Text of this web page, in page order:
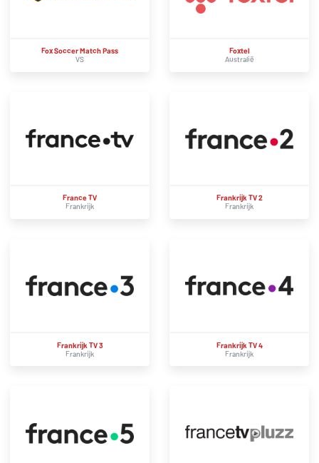
Fox Soccer Match Pass
VS
Foxtel
Australië
France TV
Frankrijk
Frankrijk TV 2
Frankrijk
Frankrijk TV 3
Frankrijk
Frankrijk TV 4
Frankrijk